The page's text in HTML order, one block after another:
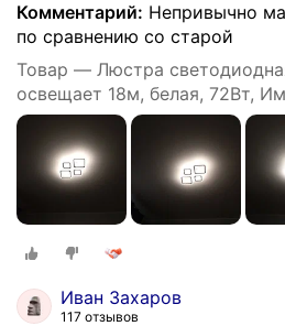
Комментарий: Непривычно
по сравнению со старой
Товар — Люстра
освещает 18м, белая, 72Вт,
Иван Захаров
117 отзывов